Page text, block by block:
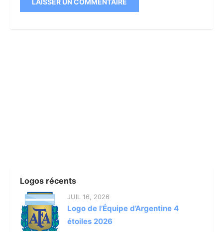
Logos récents
JUIL 16, 2026
Logo de l’Équipe d’Argentine 4
étoiles 2026